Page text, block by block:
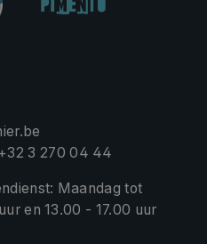
3 270 04 44
Maandag tot
en 13.00 - 17.00 uur